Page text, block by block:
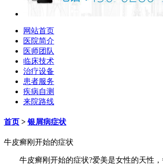
网站首页
医院简介
医师团队
临床技术
治疗设备
患者服务
疾病自测
来院路线
首页 >银屑病症状
牛皮癣刚开始的症状
牛皮癣刚开始的症状?爱美是女性的天性，